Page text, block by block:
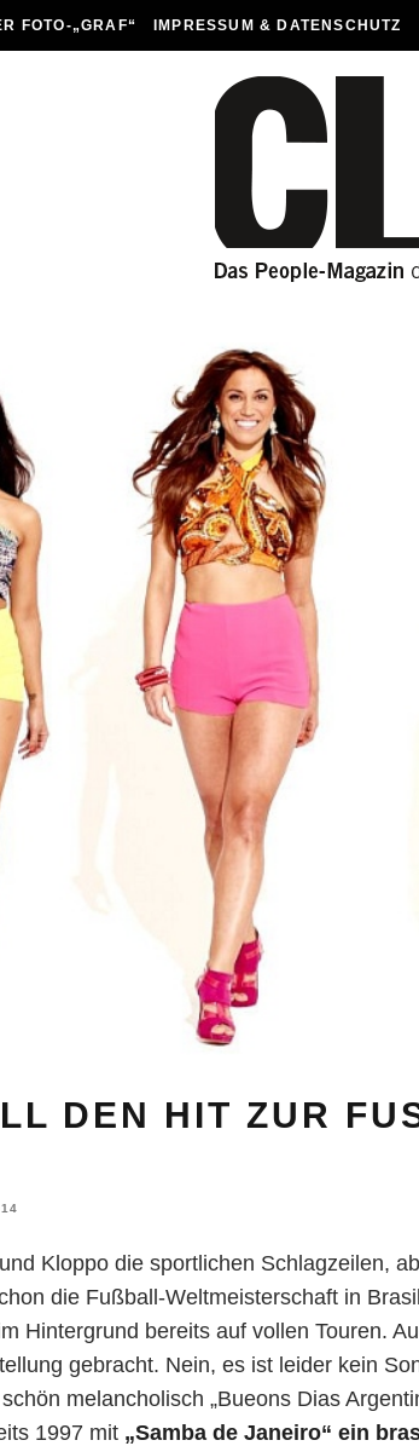
FOTO-„GRAF“ IMPRESSUM & DATENSCHUTZ
DEN HIT ZUR
Kloppo die sportlichen Schlagzeilen,
die Fußball-Weltmeisterschaft in
Hintergrund bereits auf vollen Touren.
gebracht. Nein, es ist leider kein
melancholisch „Bueons Dias
1997 mit „Samba de Janeiro“ ein